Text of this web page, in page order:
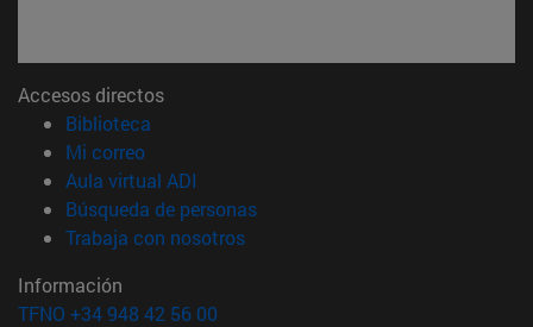
Accesos directos
Biblioteca
Mi correo(abre en nueva ventana)
Aula virtual ADI
Búsqueda de personas(abre en nueva ventana)
Trabaja con nosotros(abre en nueva ventana)
Información
TFNO +34 948 42 56 00